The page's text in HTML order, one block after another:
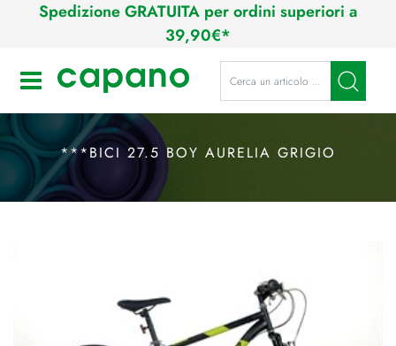
Spedizione GRATUITA per ordini superiori a
39,90€*
Open La modifica di un filtro
***BICI 27.5 BOY AURELIA GRIGIO